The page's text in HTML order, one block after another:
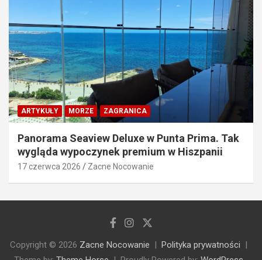
ARTYKUŁY MORZE ZAGRANICA
Panorama Seaview Deluxe w Punta Prima. Tak
wygląda wypoczynek premium w Hiszpanii
17 czerwca 2026 Zacne Nocowanie
Copyright © 2026 Zacne Nocowanie
Polityka prywatności